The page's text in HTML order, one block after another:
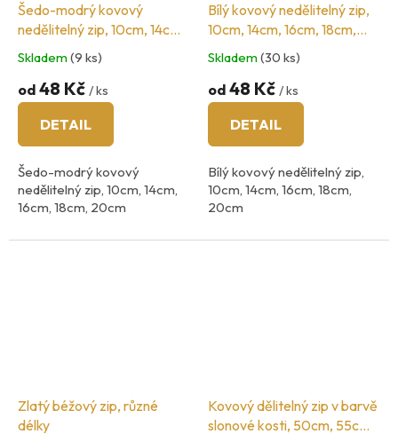
Šedo-modrý kovový
nedělitelný zip, 10cm, 14cm,
16cm, 18cm, 20cm
Skladem(9 ks)
od 48 Kč / ks
DETAIL
Šedo-modrý kovový
nedělitelný zip, 10cm, 14cm,
16cm, 18cm, 20cm
šíři zoubků 3mm
Bílý kovový nedělitelný zip,
10cm, 14cm, 16cm, 18cm,
20cm
Skladem(30 ks)
od 48 Kč / ks
DETAIL
Bílý kovový nedělitelný zip,
10cm, 14cm, 16cm, 18cm,
20cm
šíři zoubků 3mm
Zlatý béžový zip, různé
délky
Kovový dělitelný zip v barvě
slonové kosti, 50cm, 55cm,